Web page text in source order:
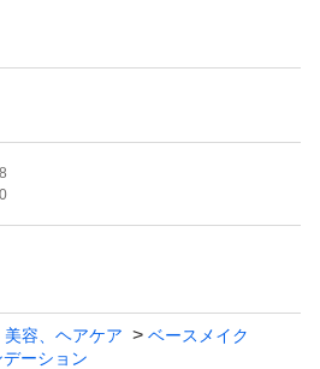
るん肌。毛穴レス美容液リキッ
おいを届けながら、フルカバー
ない。
ないつるんとつやのある肌にな
の「キレイな素肌」へ。
ラスティング美肌効果。
美容、ヘアケア
ベースメイク
デーション